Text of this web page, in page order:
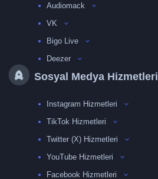
Audiomack
VK
Bigo Live
Deezer
Sosyal Medya Hizmetleri
Instagram Hizmetleri
TikTok Hizmetleri
Twitter (X) Hizmetleri
YouTube Hizmetleri
Facebook Hizmetleri